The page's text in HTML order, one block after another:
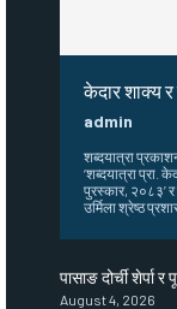
केदार शाक्य र
admin
शब्दयात्रा
‘शब्दयात्रा प्रा.
पुरस्कार, २०८३’ र
उर्मिला श्रेष्ठ
पासाङ दोर्ची शेर्पा र
August 4, 2026